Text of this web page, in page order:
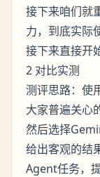
接下来咱们就
力，到底实际
接下来直接开
2 对比实测
测评思路：使
大家普遍关心
然后选择
给出客观的结
Agent任务，